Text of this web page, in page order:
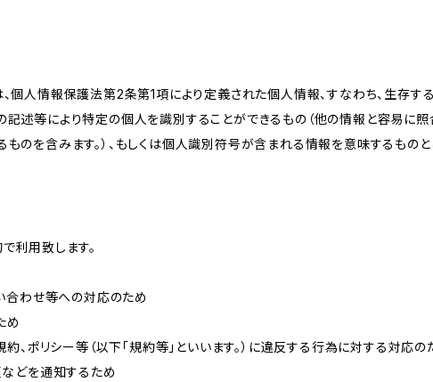
個人情報保護法第2条第1項により定義された個人情報、すなわち、生存す
述等により特定の個人を識別することができるもの（他の情報と容易に照
のを含みます。）、もしくは個人識別符号が含まれる情報を意味するものと
利用致します。
合わせ等への対応のため
め
約、ポリシー等（以下「規約等」といいます。）に違反する行為に対する対応の
などを通知するため